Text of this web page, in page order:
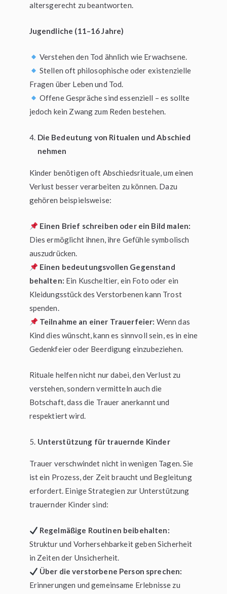
altersgerecht zu beantworten.
Jugendliche (11–16 Jahre)
Verstehen den Tod ähnlich wie Erwachsene.
Stellen oft philosophische oder existenzielle
Fragen über Leben und Tod.
Offene Gespräche sind essenziell – es sollte
jedoch kein Zwang zum Reden bestehen.
Die Bedeutung von Ritualen und Abschied
nehmen
Kinder benötigen oft Abschiedsrituale, um einen
Verlust besser verarbeiten zu können. Dazu
gehören beispielsweise:
Einen Brief schreiben oder ein Bild malen:
Dies ermöglicht ihnen, ihre Gefühle symbolisch
auszudrücken.
Einen bedeutungsvollen Gegenstand
behalten: Ein Kuscheltier, ein Foto oder ein
Kleidungsstück des Verstorbenen kann Trost
spenden.
Teilnahme an einer Trauerfeier: Wenn das
Kind dies wünscht, kann es sinnvoll sein, es in eine
Gedenkfeier oder Beerdigung einzubeziehen.
Rituale helfen nicht nur dabei, den Verlust zu
verstehen, sondern vermitteln auch die
Botschaft, dass die Trauer anerkannt und
respektiert wird.
Unterstützung für trauernde Kinder
Trauer verschwindet nicht in wenigen Tagen. Sie
ist ein Prozess, der Zeit braucht und Begleitung
erfordert. Einige Strategien zur Unterstützung
trauernder Kinder sind:
Regelmäßige Routinen beibehalten:
Struktur und Vorhersehbarkeit geben Sicherheit
in Zeiten der Unsicherheit.
Über die verstorbene Person sprechen:
Erinnerungen und gemeinsame Erlebnisse zu